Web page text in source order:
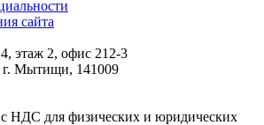
сайта
этаж 2, офис 212-3
г. Мытищи, 141009
с НДС для физических и юридических